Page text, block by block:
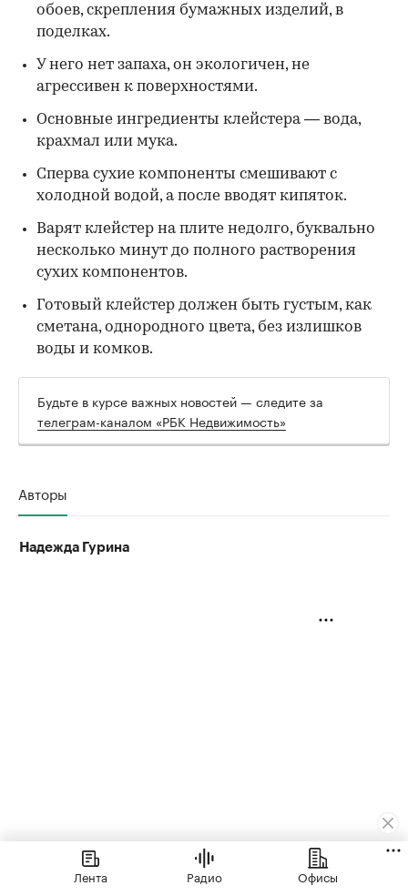
обоев, скрепления бумажных изделий, в
поделках.
У него нет запаха, он экологичен, не
агрессивен к поверхностями.
Основные ингредиенты клейстера — вода,
крахмал или мука.
Сперва сухие компоненты смешивают с
холодной водой, а после вводят кипяток.
Варят клейстер на плите недолго, буквально
несколько минут до полного растворения
сухих компонентов.
Готовый клейстер должен быть густым, как
сметана, однородного цвета, без излишков
воды и комков.
Будьте в курсе важных новостей — следите за
телеграм-каналом «РБК Недвижимость»
Авторы
Надежда Гурина
Лента Радио Офисы